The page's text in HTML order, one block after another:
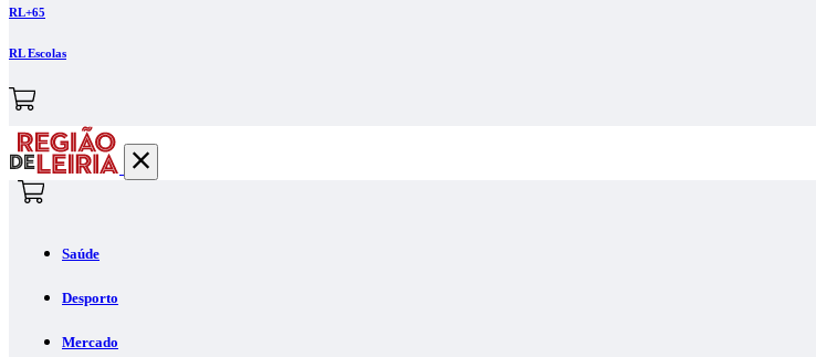
RL+65
RL Escolas
Saúde
Desporto
Mercado